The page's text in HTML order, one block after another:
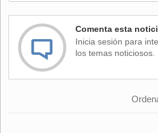
religiosos instaladas en la rotonda
sede legislativa, sus voces
llegada del obispo de Valparaíso,
Duarte.
Así, con un bebé en una mano y
Comenta esta
Inicia sesión para
los temas noticiosos.